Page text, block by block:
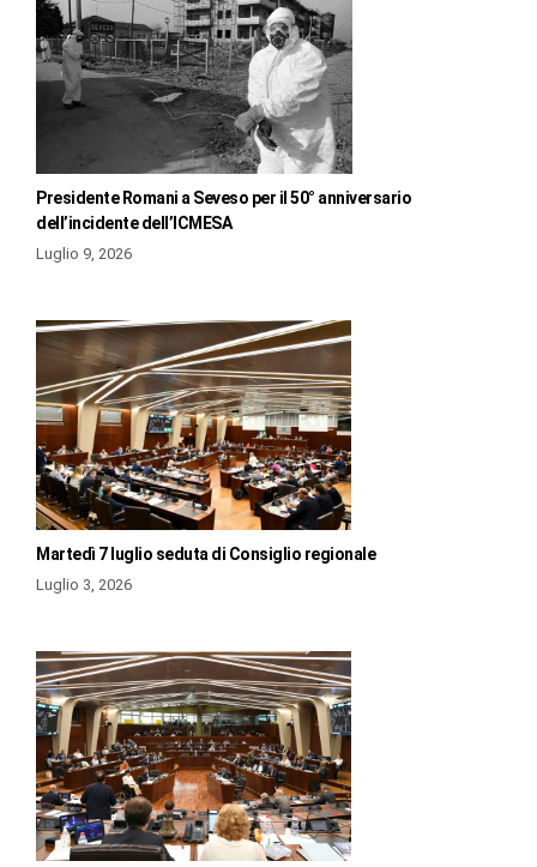
Presidente Romani a Seveso per il 50° anniversario
dell’incidente dell’ICMESA
Luglio 9, 2026
Martedì 7 luglio seduta di Consiglio regionale
Luglio 3, 2026